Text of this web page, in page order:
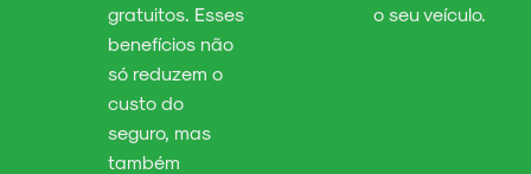
gratuitos. Esses
benefícios não
só reduzem o
custo do
seguro, mas
também
o seu veículo.